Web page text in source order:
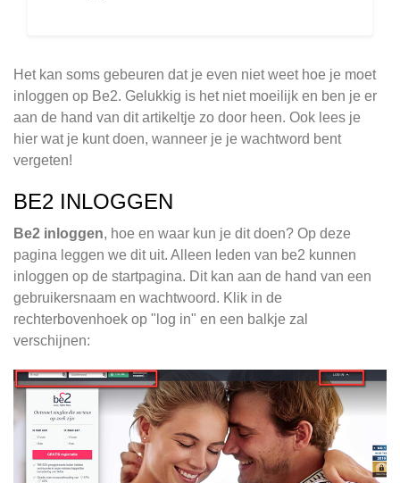
Het kan soms gebeuren dat je even niet weet hoe je moet
inloggen op Be2. Gelukkig is het niet moeilijk en ben je er
aan de hand van dit artikeltje zo door heen. Ook lees je
hier wat je kunt doen, wanneer je je wachtword bent
vergeten!
BE2 INLOGGEN
Be2 inloggen, hoe en waar kun je dit doen? Op deze
pagina leggen we dit uit. Alleen leden van be2 kunnen
inloggen op de startpagina. Dit kan aan de hand van een
gebruikersnaam en wachtwoord. Klik in de
rechterbovenhoek op "log in" en een balkje zal
verschijnen: